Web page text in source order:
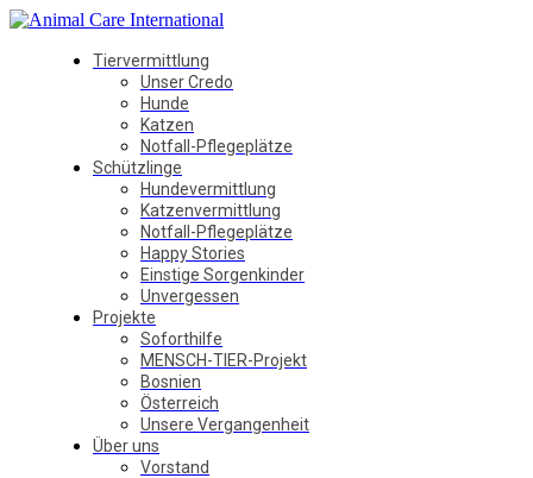
Tiervermittlung
Unser Credo
Hunde
Katzen
Notfall-Pflegeplätze
Schützlinge
Hundevermittlung
Katzenvermittlung
Notfall-Pflegeplätze
Happy Stories
Einstige Sorgenkinder
Unvergessen
Projekte
Soforthilfe
MENSCH-TIER-Projekt
Bosnien
Österreich
Unsere Vergangenheit
Über uns
Vorstand